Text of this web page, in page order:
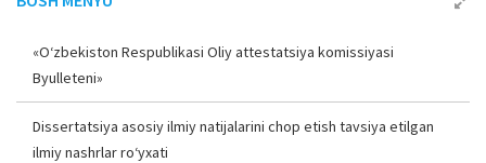
«O‘zbekiston Respublikasi Oliy attestatsiya komissiyasi
Byulleteni»
Dissertatsiya asosiy ilmiy natijalarini chop etish tavsiya etilgan
ilmiy nashrlar ro‘yxati